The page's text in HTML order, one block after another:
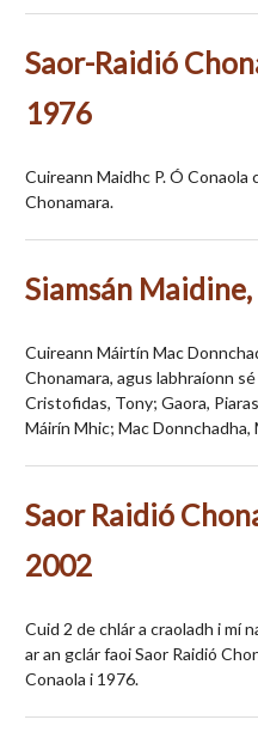
Saor-Raidió
1976
Cuireann Maidhc P. Ó Conaola
Chonamara.
Siamsán
Cuireann Máirtín Mac
Chonamara, agus labhraíonn
Cristofidas, Tony; Gaora,
Máirín Mhic; Mac
Saor Raidió
2002
Cuid 2 de chlár a craoladh i mí
ar an gclár faoi Saor Raidió
Conaola i 1976.